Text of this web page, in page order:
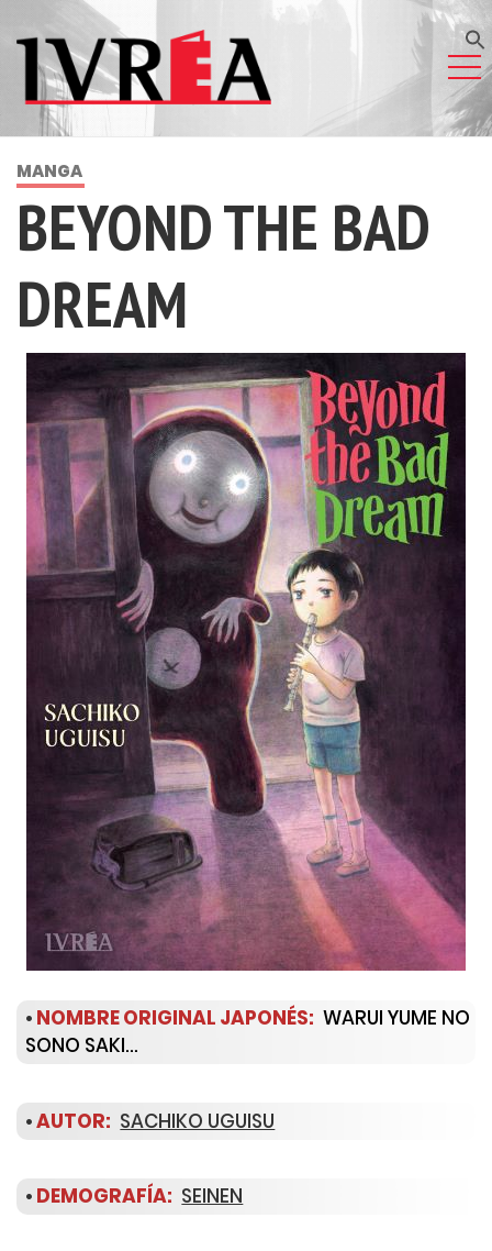
MANGA
BEYOND THE BAD
DREAM
• NOMBRE ORIGINAL JAPONÉS: WARUI YUME NO
SONO SAKI…
•AUTOR: SACHIKO UGUISU
• DEMOGRAFÍA: SEINEN